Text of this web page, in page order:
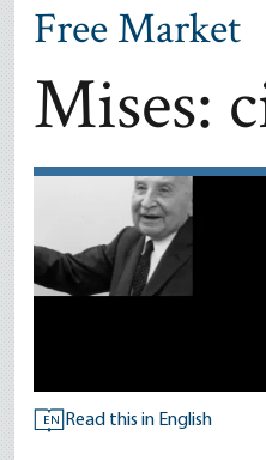
Free Market
Mises:
EN Read this in English